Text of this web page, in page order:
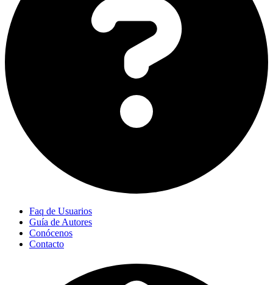
Faq de Usuarios
Guía de Autores
Conócenos
Contacto